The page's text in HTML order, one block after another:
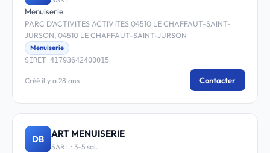
Menuiserie
PARC D'ACTIVITES ACTIVITES 04510 LE CHAFFAUT-SAINT-
JURSON, 04510 LE CHAFFAUT-SAINT-JURSON
Menuiserie
SIRET 41793642400015
Créé il y a 28 ans Contacter
DB ART MENUISERIE
SARL · 3-5 sal.